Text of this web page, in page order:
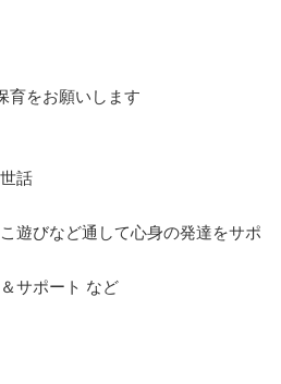
育をお願いします
話
遊びなど通して心身の発達をサポ
サポート など